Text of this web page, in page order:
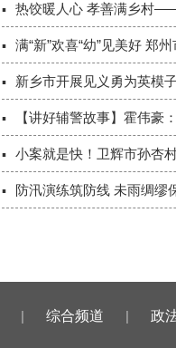
热饺暖人心 孝善满乡村
满“新”欢喜“幼”见美好 郑
新乡市开展见义勇为英模
【讲好辅警故事】霍伟豪
小案就是快！卫辉市孙杏
防汛演练筑防线 未雨绸缪
| 综合频道 | 政